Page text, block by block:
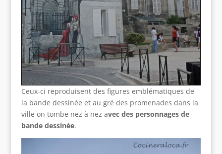
Ceux-ci reproduisent des figures emblématiques de
la bande dessinée et au gré des promenades dans la
ville on tombe nez à nez avec des personnages de
bande dessinée.